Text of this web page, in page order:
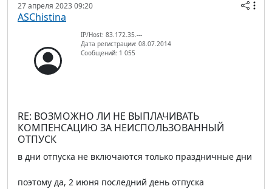
27 апреля 2023 09:20
ASChistina
IP/Host: 83.172.35.---
Дата регистрации: 08.07.2014
Сообщений: 1 055
RE: ВОЗМОЖНО ЛИ НЕ ВЫПЛАЧИВАТЬ
КОМПЕНСАЦИЮ ЗА НЕИСПОЛЬЗОВАННЫЙ
ОТПУСК
в дни отпуска не включаются только праздничные дни
поэтому да, 2 июня последний день отпуска